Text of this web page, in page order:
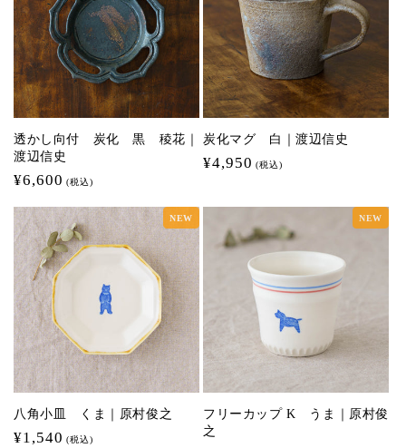
透かし向付 炭化 黒 稜花｜
渡辺信史
通
価
格
¥6,600 (税込)
炭化マグ 白｜渡辺信史
通
価
¥4,950 (税込)
NEW
八角小皿 くま｜原村俊之
通
¥1,540 (税込)
NEW
フリーカップ K うま｜原村俊
之